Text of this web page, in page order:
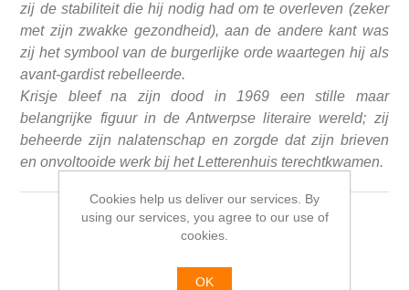
zij de stabiliteit die hij nodig had om te overleven (zeker
met zijn zwakke gezondheid), aan de andere kant was
zij het symbool van de burgerlijke orde waartegen hij als
avant-gardist rebelleerde.
Krisje bleef na zijn dood in 1969 een stille maar
belangrijke figuur in de Antwerpse literaire wereld; zij
beheerde zijn nalatenschap en zorgde dat zijn brieven
en onvoltooide werk bij het Letterenhuis terechtkwamen.
Product tags
recent avant-garde
Cookies help us deliver our services. By
using our services, you agree to our use of
cookies.
OK